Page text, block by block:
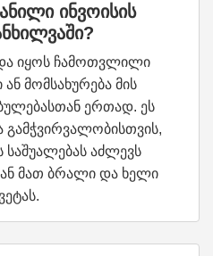
ინვოისის
იყოს ჩამოთვლილი
მომსახურება მის
ერთად. ეს
საშუალებას აძლევს
მათ ბრალი და ხელი